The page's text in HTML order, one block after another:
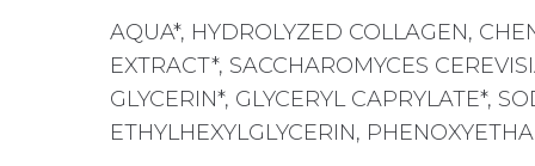
AQUA*, HYDROLYZED COLLAGEN,
EXTRACT*, SACCHAROMYCES
GLYCERIN*, GLYCERYL CAPRYLATE*,
ETHYLHEXYLGLYCERIN,